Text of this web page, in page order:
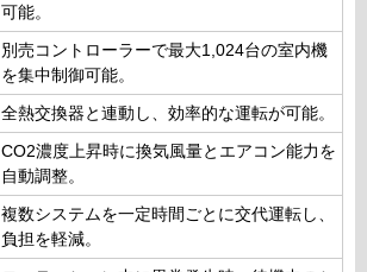
可能。
別売コントローラーで最大1,024台の室内機
を集中制御可能。
全熱交換器と連動し、効率的な運転が可能。
CO2濃度上昇時に換気風量とエアコン能力を
自動調整。
複数システムを一定時間ごとに交代運転し、
負担を軽減。